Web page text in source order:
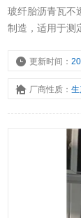
玻纤胎沥青瓦不
制造，适用于测
筒加压，在测
更新时间：
厂商性质：生